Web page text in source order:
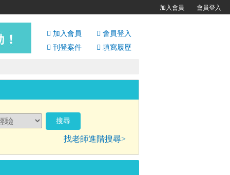
加入會員 會員登入
刊登案件 填寫履歷
找老師進階搜尋>
加入會員 會員登入